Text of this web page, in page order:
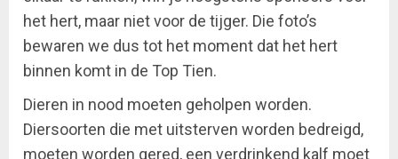
het hert, maar niet voor de tijger. Die foto’s
bewaren we dus tot het moment dat het hert
binnen komt in de Top Tien.
Dieren in nood moeten geholpen worden.
Diersoorten die met uitsterven worden bedreigd,
moeten worden gered, een verdrinkend kalf moet